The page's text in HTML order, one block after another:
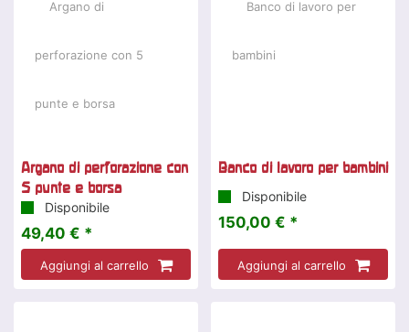
Argano di perforazione con
5 punte e borsa
Disponibile
49,40 € *
Aggiungi al carrello
Banco di lavoro per bambini
Disponibile
150,00 € *
Aggiungi al carrello